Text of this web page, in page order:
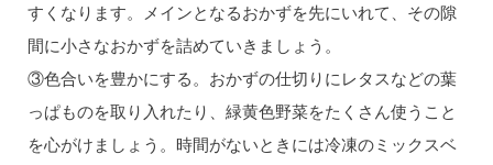
すくなります。メインとなるおかずを先にいれて、その隙
間に小さなおかずを詰めていきましょう。
③色合いを豊かにする。おかずの仕切りにレタスなどの葉
っぱものを取り入れたり、緑黄色野菜をたくさん使うこと
を心がけましょう。時間がないときには冷凍のミックスベ